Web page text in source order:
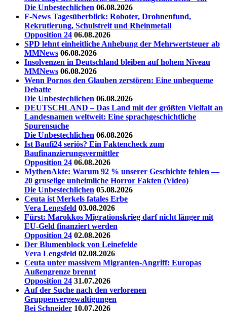
Die Unbestechlichen 06.08.2026
F-News Tagesüberblick: Roboter, Drohnenfund,
Rekrutierung, Schulstreit und Rheinmetall
Opposition 24 06.08.2026
SPD lehnt einheitliche Anhebung der Mehrwertsteuer ab
MMNews 06.08.2026
Insolvenzen in Deutschland bleiben auf hohem Niveau
MMNews 06.08.2026
Wenn Pornos den Glauben zerstören: Eine unbequeme
Debatte
Die Unbestechlichen 06.08.2026
DEUTSCHLAND – Das Land mit der größten Vielfalt an
Landesnamen weltweit: Eine sprachgeschichtliche
Spurensuche
Die Unbestechlichen 06.08.2026
Ist Baufi24 seriös? Ein Faktencheck zum
Baufinanzierungsvermittler
Opposition 24 06.08.2026
MythenAkte: Warum 92 % unserer Geschichte fehlen —
20 gruselige unheimliche Horror Fakten (Video)
Die Unbestechlichen 05.08.2026
Ceuta ist Merkels fatales Erbe
Vera Lengsfeld 03.08.2026
Fürst: Marokkos Migrationskrieg darf nicht länger mit
EU-Geld finanziert werden
Opposition 24 02.08.2026
Der Blumenblock von Leinefelde
Vera Lengsfeld 02.08.2026
Ceuta unter massivem Migranten-Angriff: Europas
Außengrenze brennt
Opposition 24 31.07.2026
Auf der Suche nach den verlorenen
Gruppenvergewaltigungen
Bei Schneider 10.07.2026